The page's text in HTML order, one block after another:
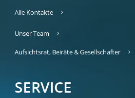
Alle Kontakte
Unser Team
Aufsichtsrat, Beiräte & Gesellschafter
SERVICE